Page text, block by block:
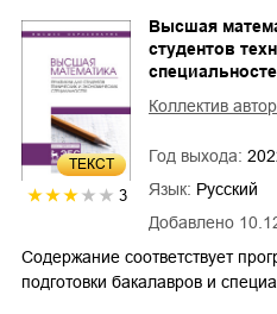
ТЕКСТ
3
Добавлено
Высшая
студентов
Коллектив
Год выхода:
Язык: Русский
Содержание соответствует
подготовки бакалавров и